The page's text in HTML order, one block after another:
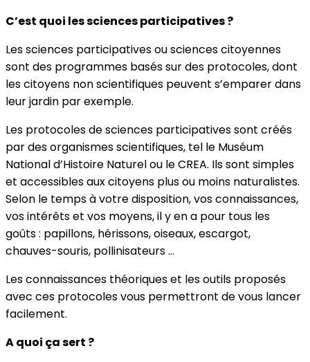
C’est quoi les sciences participatives ?
Les sciences participatives ou sciences citoyennes
sont des programmes basés sur des protocoles, dont
les citoyens non scientifiques peuvent s’emparer dans
leur jardin par exemple.
Les protocoles de sciences participatives sont créés
par des organismes scientifiques, tel le Muséum
National d’Histoire Naturel ou le CREA. Ils sont simples
et accessibles aux citoyens plus ou moins naturalistes.
Selon le temps à votre disposition, vos connaissances,
vos intérêts et vos moyens, il y en a pour tous les
goûts : papillons, hérissons, oiseaux, escargot,
chauves-souris, pollinisateurs …
Les connaissances théoriques et les outils proposés
avec ces protocoles vous permettront de vous lancer
facilement.
A quoi ça sert ?